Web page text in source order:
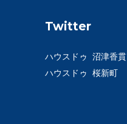
Twitter
ハウスドゥ 沼津香貫
ハウスドゥ 桜新町